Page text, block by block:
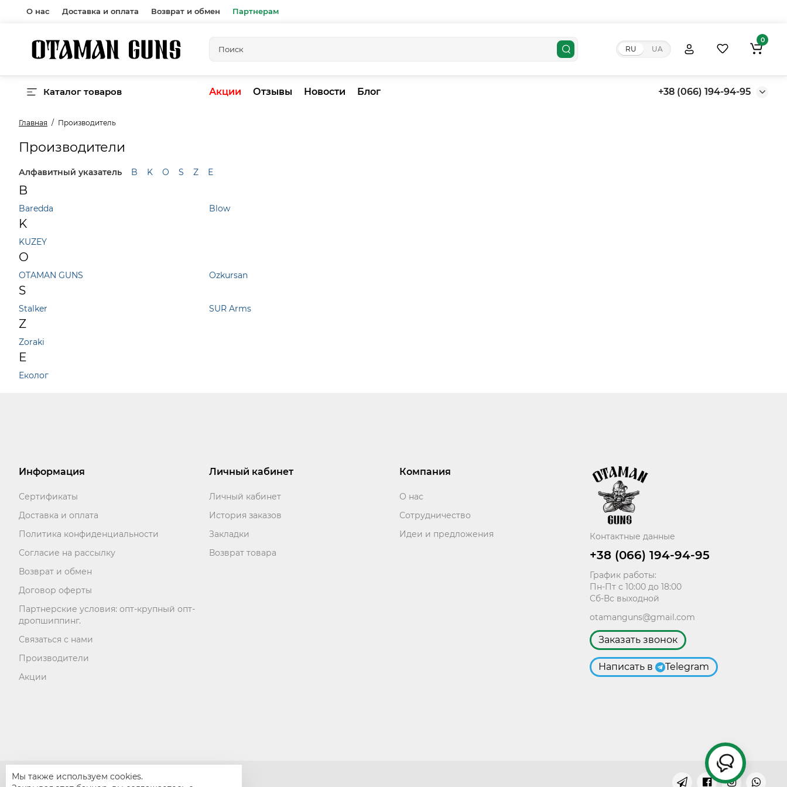
О нас Доставка и оплата Возврат и обмен Партнерам
RU UA
0
Каталог товаров Акции Отзывы Новости Блог +38 (066) 194-94-95
Главная Производитель
Производители
Алфавитный указатель B K O S Z Е
B
Baredda Blow
K
KUZEY
O
OTAMAN GUNS Ozkursan
S
Stalker SUR Arms
Z
Zoraki
Е
Еколог
Контактные данные
+38 (066) 194-94-95
График работы:
Пн-Пт с 10:00 до 18:00
Сб-Вс выходной
otamanguns@gmail.com
Заказать звонок
Написать в Telegram
Информация
Сертификаты
Доставка и оплата
Политика конфиденциальности
Согласие на рассылку
Возврат и обмен
Договор оферты
Партнерские условия: опт-крупный опт-
дропшиппинг.
Связаться с нами
Производители
Акции
Личный кабинет
Личный кабинет
История заказов
Закладки
Возврат товара
Компания
О нас
Сотрудничество
Идеи и предложения
otamanguns.com © 2026
Мы также используем cookies.